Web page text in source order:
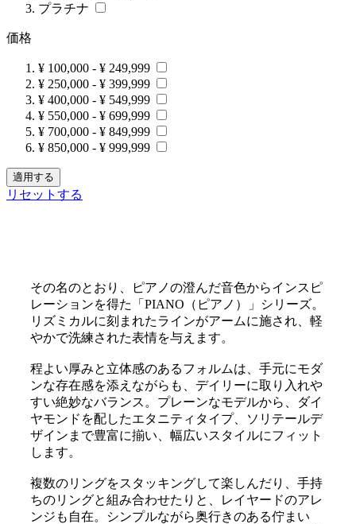
プラチナ
価格
¥ 100,000 - ¥ 249,999
¥ 250,000 - ¥ 399,999
¥ 400,000 - ¥ 549,999
¥ 550,000 - ¥ 699,999
¥ 700,000 - ¥ 849,999
¥ 850,000 - ¥ 999,999
適用する
リセットする
その名のとおり、ピアノの澄んだ音色からインスピ
レーションを得た「PIANO（ピアノ）」シリーズ。
リズミカルに刻まれたラインがアームに施され、軽
やかで洗練された表情を与えます。
程よい厚みと立体感のあるフォルムは、手元にモダ
ンな存在感を添えながらも、デイリーに取り入れや
すい絶妙なバランス。プレーンなモデルから、ダイ
ヤモンドを配したエタニティタイプ、ソリテールデ
ザインまで豊富に揃い、幅広いスタイルにフィット
します。
複数のリングをスタッキングして楽しんだり、手持
ちのリングと組み合わせたりと、レイヤードのアレ
ンジも自在。シンプルながら奥行きのある佇まい